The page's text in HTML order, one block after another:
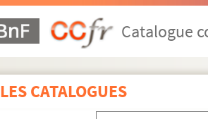
Catalogue
LES CATALOGUES